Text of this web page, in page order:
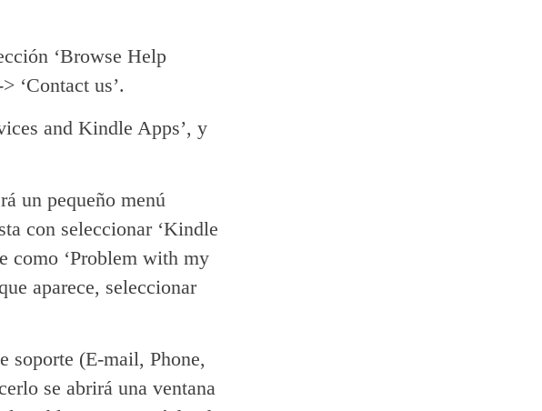
‘Browse Help
‘Contact us’.
and Kindle Apps’, y
un pequeño menú
con seleccionar ‘Kindle
como ‘Problem with my
aparece, seleccionar
soporte (E-mail, Phone,
se abrirá una ventana